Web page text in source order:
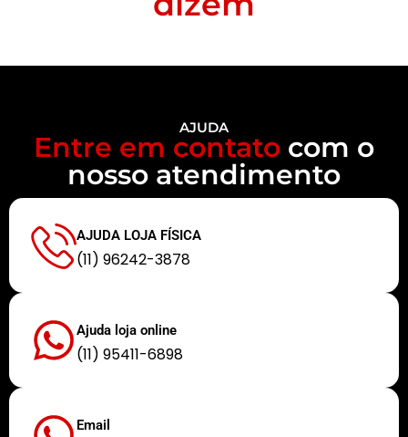
AJUDA
Entre em contato com o
nosso atendimento
AJUDA LOJA FÍSICA
(11) 96242-3878
Ajuda loja online
(11) 95411-6898
Email